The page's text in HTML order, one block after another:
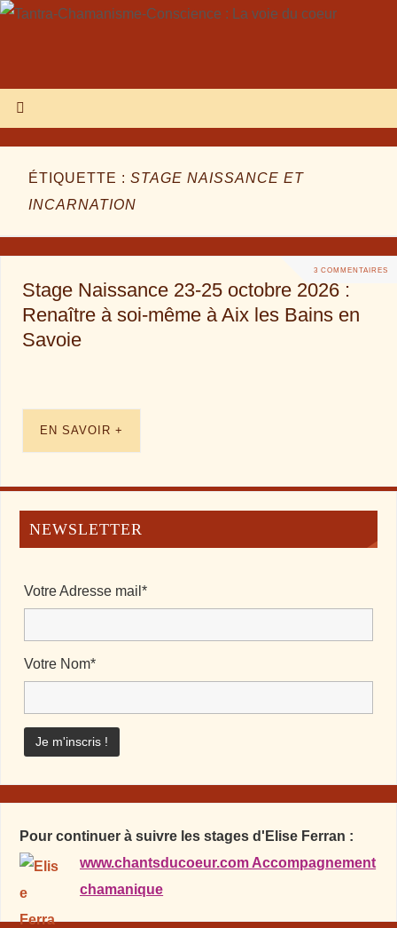
ÉTIQUETTE : STAGE NAISSANCE ET
INCARNATION
3 COMMENTAIRES
Stage Naissance 23-25 octobre 2026 :
Renaître à soi-même à Aix les Bains en
Savoie
EN SAVOIR +
NEWSLETTER
Votre Adresse mail*
Votre Nom*
Pour continuer à suivre les stages d'Elise Ferran :
www.chantsducoeur.com Accompagnement
chamanique